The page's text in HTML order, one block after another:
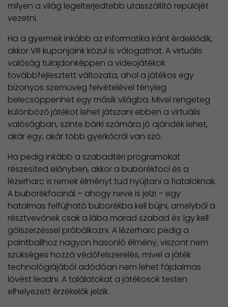
milyen a világ legelterjedtebb utasszállító repülőjét
vezetni.
Ha a gyermek inkább az informatika iránt érdeklődik,
akkor VR kuponjaink közül is válogathat. A virtuális
valóság tulajdonképpen a videojátékok
továbbfejlesztett változata, ahol a játékos egy
bizonyos szemüveg felvételével tényleg
belecsöppenhet egy másik világba. Mivel rengeteg
különböző játékot lehet játszani ebben a virtuális
valóságban, szinte bárki számára jó ajándék lehet,
akár egy, akár több gyerkőcről van szó.
Ha pedig inkább a szabadtéri programokat
részesíted előnyben, akkor a buborékfoci és a
lézerharc is remek élményt tud nyújtani a fiataloknak.
A buborékfocinál – ahogy neve is jelzi – egy
hatalmas felfújható buborékba kell bújni, amelyből a
résztvevőnek csak a lába marad szabad és így kell
gólszerzéssel próbálkozni. A lézerharc pedig a
paintballhoz nagyon hasonló élmény, viszont nem
szükséges hozzá védőfelszerelés, mivel a játék
technológiájából adódóan nem lehet fájdalmas
lövést leadni. A találatokat a játékosok testen
elhelyezett érzékelők jelzik.